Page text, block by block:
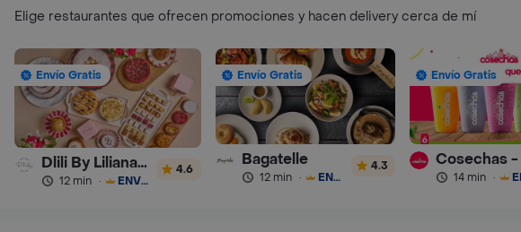
Elige restaurantes que ofrecen promociones y hacen delivery cerca de mí
Envío Gratis
Dlili By Liliana Arango
12 min · ENVÍO GRATIS
4.6
Envío Gratis
Bagatelle
12 min · ENVÍO GRATIS
4.3
Envío Gratis
14 min ·